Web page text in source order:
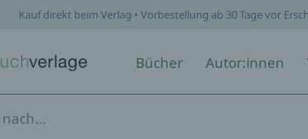
Kauf direkt beim Verlag • Vorbestellung ab 30 Tage vor
Bücher Autor:innen